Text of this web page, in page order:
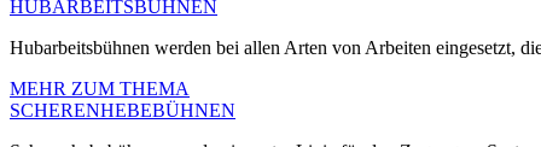
HUBARBEITSBÜHNEN
Hubarbeitsbühnen werden bei allen Arten von Arbeiten eingesetzt,
MEHR ZUM THEMA
SCHERENHEBEBÜHNEN